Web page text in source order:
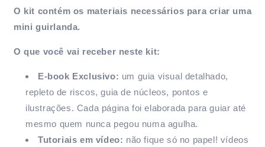
O kit contém os materiais necessários para criar uma
mini guirlanda.
O que você vai receber neste kit:
E-book Exclusivo: um guia visual detalhado,
repleto de riscos, guia de núcleos, pontos e
ilustrações. Cada página foi elaborada para guiar até
mesmo quem nunca pegou numa agulha.
Tutoriais em vídeo: não fique só no papel! vídeos